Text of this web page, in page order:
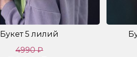
Букет 5 лилий
4990 ₽